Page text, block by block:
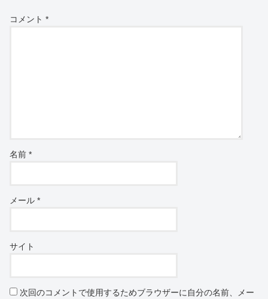
コメント*
名前*
メール*
サイト
次回のコメントで使用するためブラウザーに自分の名前、メー